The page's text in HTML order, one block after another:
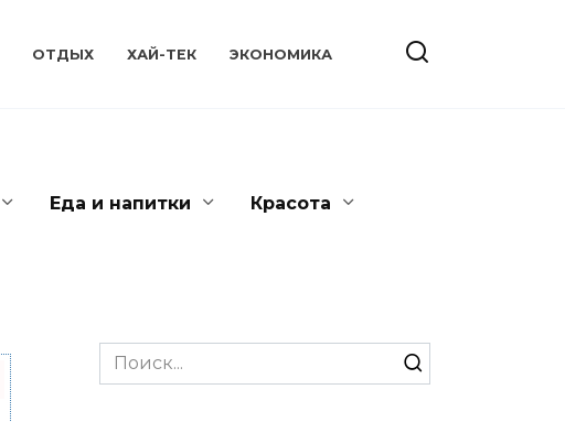
ОТДЫХ ХАЙ-ТЕК ЭКОНОМИКА
Еда и напитки Красота
Search
for: